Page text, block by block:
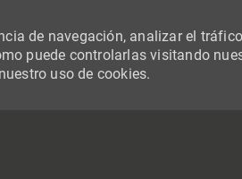
de navegación, analizar el
puede controlarlas visitando
uso de cookies.